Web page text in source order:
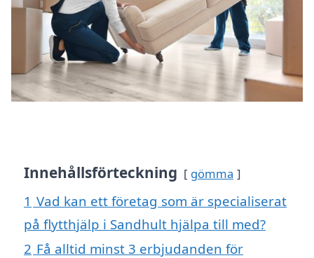
Innehållsförteckning gömma
1 Vad kan ett företag som är specialiserat
på flytthjälp i Sandhult hjälpa till med?
2 Få alltid minst 3 erbjudanden för